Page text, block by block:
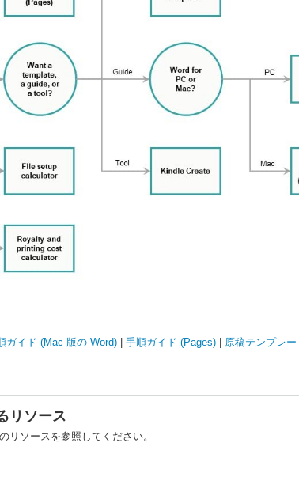
ガイド (Mac 版の Word) | 手順ガイド (Pages) | 原稿テンプレー
リソース
リソースを参照してください。